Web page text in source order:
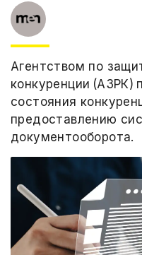
Агентством по
конкуренции (АЗРК)
состояния
предоставлению
документооборота.